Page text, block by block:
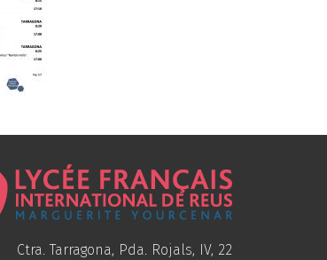
Ctra. Tarragona, Pda. Rojals, IV, 22